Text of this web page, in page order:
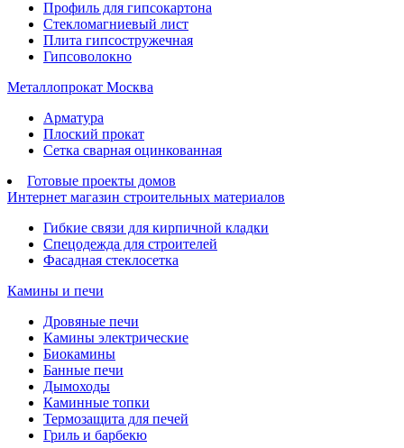
Профиль для гипсокартона
Стекломагниевый лист
Плита гипсостружечная
Гипсоволокно
Металлопрокат Москва
Арматура
Плоский прокат
Сетка сварная оцинкованная
Готовые проекты домов
Интернет магазин строительных материалов
Гибкие связи для кирпичной кладки
Спецодежда для строителей
Фасадная стеклосетка
Камины и печи
Дровяные печи
Камины электрические
Биокамины
Банные печи
Дымоходы
Каминные топки
Термозащита для печей
Гриль и барбекю